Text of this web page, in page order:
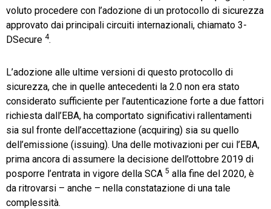
voluto procedere con l’adozione di un protocollo di sicurezza
approvato dai principali circuiti internazionali, chiamato 3-
DSecure 4.
L’adozione alle ultime versioni di questo protocollo di
sicurezza, che in quelle antecedenti la 2.0 non era stato
considerato sufficiente per l’autenticazione forte a due fattori
richiesta dall’EBA, ha comportato significativi rallentamenti
sia sul fronte dell’accettazione (acquiring) sia su quello
dell’emissione (issuing). Una delle motivazioni per cui l’EBA,
prima ancora di assumere la decisione dell’ottobre 2019 di
posporre l’entrata in vigore della SCA 5 alla fine del 2020, è
da ritrovarsi – anche – nella constatazione di una tale
complessità.